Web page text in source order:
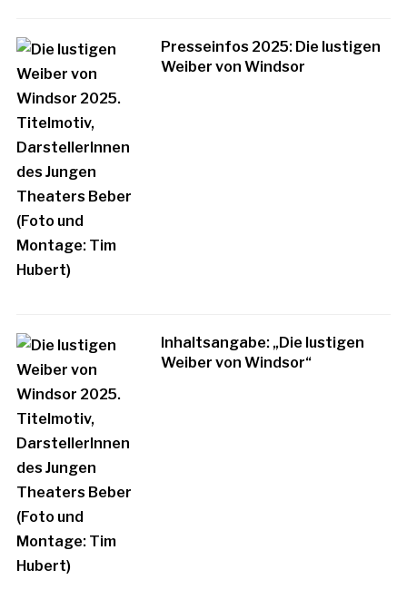
Presseinfos 2025: Die lustigen
Weiber von Windsor
Inhaltsangabe: „Die lustigen
Weiber von Windsor“